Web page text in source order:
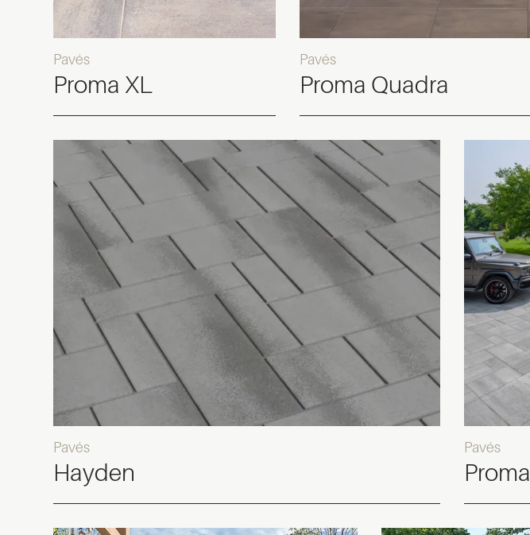
Pavés
Proma XL
Pavés
Proma Quadra
Pavés
Hayden
Pavés
Proma